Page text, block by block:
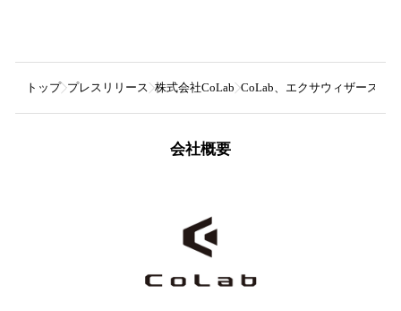
トップ プレスリリース 株式会社CoLab CoLab、エクサウィザーズ主
会社概要